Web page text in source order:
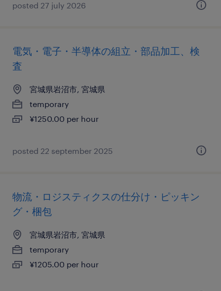
posted 27 july 2026
電気・電子・半導体の組立・部品加工、検
査
宮城県岩沼市, 宮城県
temporary
¥1250.00 per hour
posted 22 september 2025
物流・ロジスティクスの仕分け・ピッキン
グ・梱包
宮城県岩沼市, 宮城県
temporary
¥1205.00 per hour